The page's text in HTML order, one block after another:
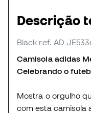
Descrição
Black ref.
Camisola adidas
Celebrando o
Mostra o orgulho
com esta camisola